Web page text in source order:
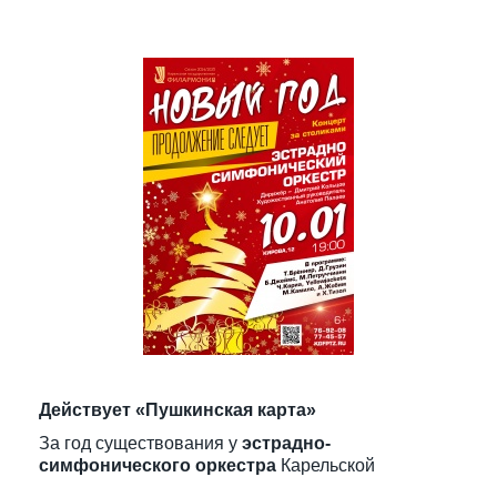
Действует «Пушкинская карта»
За год существования у эстрадно-
симфонического оркестра Карельской